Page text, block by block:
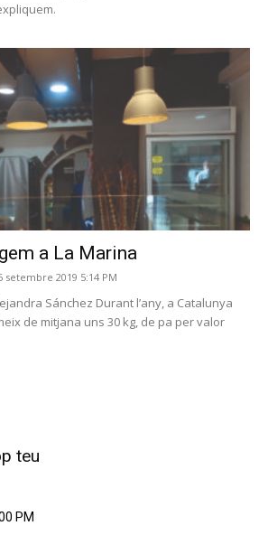
a La Marina
setembre 2019 5:14 PM
Sánchez Durant l’any, a Catalunya
de mitjana uns 30 kg, de pa per valor
teu
PM